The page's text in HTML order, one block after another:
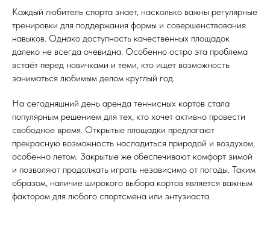
Каждый любитель спорта знает, насколько важны регулярные
тренировки для поддержания формы и совершенствования
навыков. Однако доступность качественных площадок
далеко не всегда очевидна. Особенно остро эта проблема
встаёт перед новичками и теми, кто ищет возможность
заниматься любимым делом круглый год.
На сегодняшний день аренда теннисных кортов стала
популярным решением для тех, кто хочет активно провести
свободное время. Открытые площадки предлагают
прекрасную возможность насладиться природой и воздухом,
особенно летом. Закрытые же обеспечивают комфорт зимой
и позволяют продолжать играть независимо от погоды. Таким
образом, наличие широкого выбора кортов является важным
фактором для любого спортсмена или энтузиаста.